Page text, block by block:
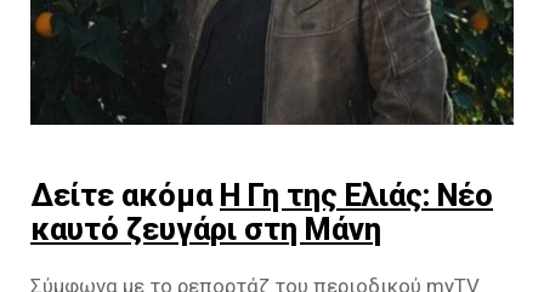
Δείτε ακόμα Η Γη της Ελιάς: Νέο
καυτό ζευγάρι στη Μάνη
Σύμφωνα με το ρεπορτάζ του περιοδικού myTV